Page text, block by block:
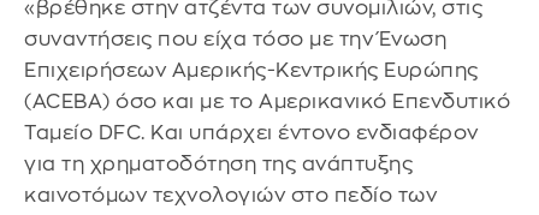
«βρέθηκε στην ατζέντα των συνομιλιών, στις
συναντήσεις που είχα τόσο με την Ένωση
Επιχειρήσεων Αμερικής-Κεντρικής Ευρώπης
(ACEBA) όσο και με το Αμερικανικό Επενδυτικό
Ταμείο DFC. Και υπάρχει έντονο ενδιαφέρον
για τη χρηματοδότηση της ανάπτυξης
καινοτόμων τεχνολογιών στο πεδίο των